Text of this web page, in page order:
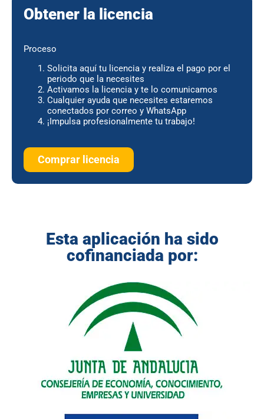
Obtener la licencia
Proceso
Solicita aquí tu licencia y realiza el pago por el
periodo que la necesites
Activamos la licencia y te lo comunicamos
Cualquier ayuda que necesites estaremos
conectados por correo y WhatsApp
¡Impulsa profesionalmente tu trabajo!
Comprar licencia
Esta aplicación ha sido
cofinanciada por: